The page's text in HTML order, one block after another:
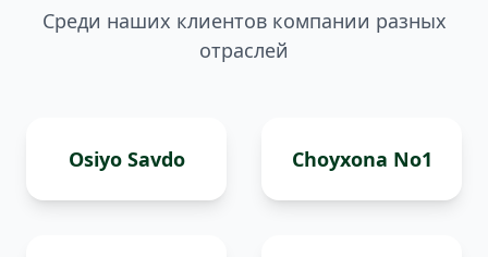
Среди наших клиентов компании разных
отраслей
Osiyo Savdo Choyxona No1